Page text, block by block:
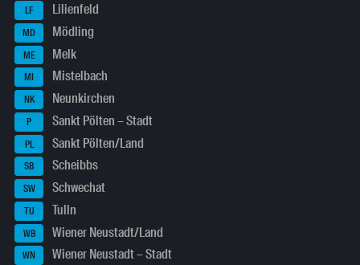
LF Lilienfeld
MD Mödling
ME Melk
MI Mistelbach
NK Neunkirchen
P Sankt Pölten – Stadt
PL Sankt Pölten/Land
SB Scheibbs
SW Schwechat
TU Tulln
WB Wiener Neustadt/Land
WN Wiener Neustadt – Stadt